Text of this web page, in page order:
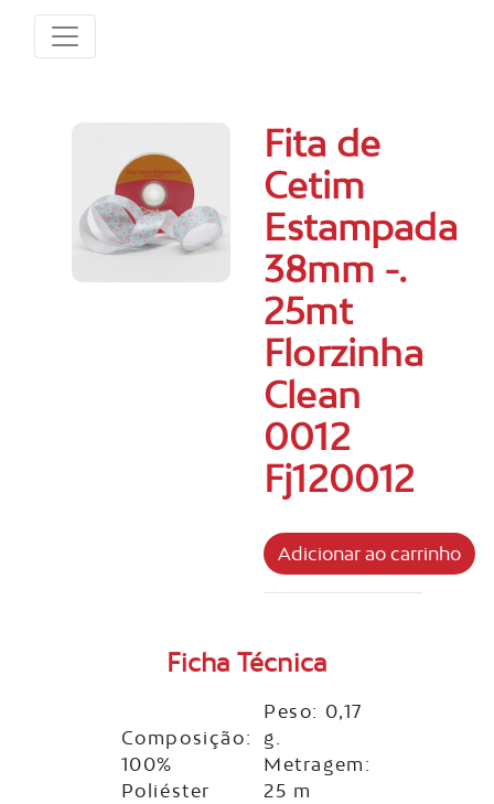
Fita de
Cetim
Estampada
38mm -.
25mt
Florzinha
Clean
0012
Fj120012
Ficha Técnica
Composição:
100%
Poliéster
Peso: 0,17
g.
Metragem:
25 m